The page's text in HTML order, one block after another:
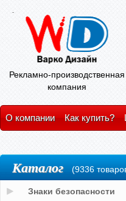
Рекламно-производственная
компания
О компании Как купить?
Каталог (9336
Знаки безопасности